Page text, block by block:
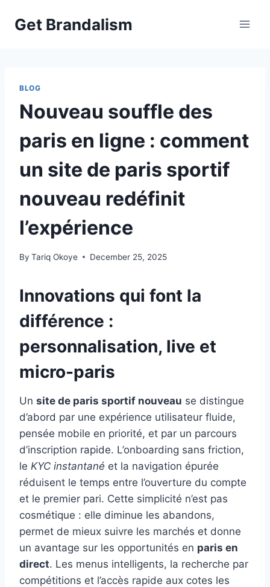
Get Brandalism
BLOG
Nouveau souffle des
paris en ligne : comment
un site de paris sportif
nouveau redéfinit
l’expérience
By Tariq Okoye December 25, 2025
Innovations qui font la
différence :
personnalisation, live et
micro-paris
Un site de paris sportif nouveau se distingue
d’abord par une expérience utilisateur fluide,
pensée mobile en priorité, et par un parcours
d’inscription rapide. L’onboarding sans friction,
le KYC instantané et la navigation épurée
réduisent le temps entre l’ouverture du compte
et le premier pari. Cette simplicité n’est pas
cosmétique : elle diminue les abandons,
permet de mieux suivre les marchés et donne
un avantage sur les opportunités en paris en
direct. Les menus intelligents, la recherche par
compétitions et l’accès rapide aux cotes les